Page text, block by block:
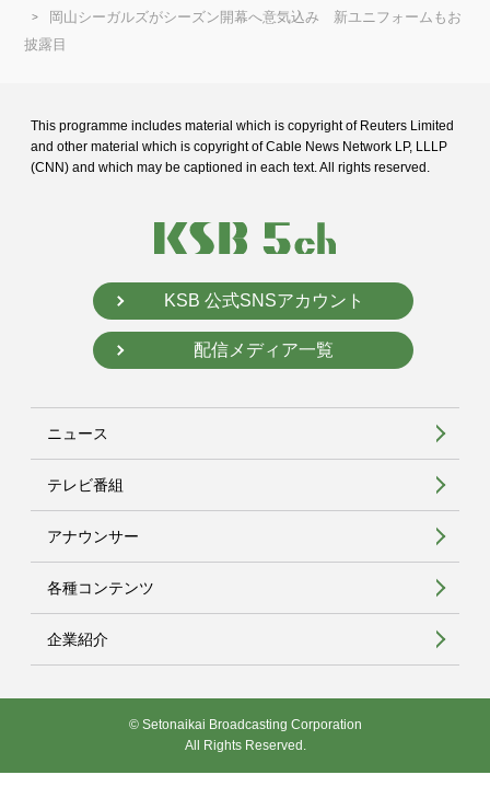
岡山シーガルズがシーズン開幕へ意気込み 新ユニフォームもお
披露目
This programme includes material which is copyright of Reuters Limited
and other material which is copyright of Cable News Network LP, LLLP
(CNN) and which may be captioned in each text. All rights reserved.
KSB 公式SNSアカウント
配信メディア一覧
ニュース
テレビ番組
アナウンサー
各種コンテンツ
企業紹介
© Setonaikai Broadcasting Corporation
All Rights Reserved.